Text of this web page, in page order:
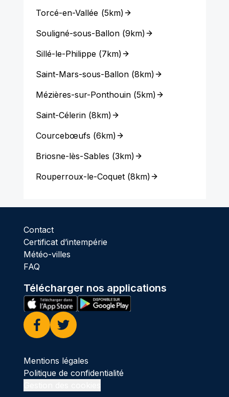
Torcé-en-Vallée (5km)
Souligné-sous-Ballon(9km)
Sillé-le-Philippe(7km)
Saint-Mars-sous-Ballon(8km)
Mézières-sur-Ponthouin(5km)
Saint-Célerin(8km)
Courcebœufs (6km)
Briosne-lès-Sables (3km)
Rouperroux-le-Coquet(8km)
Contact
Certificat d’intempérie
Météo-villes
FAQ
Télécharger nos applications
Facebook
Twitter
Mentions légales
Politique de confidentialité